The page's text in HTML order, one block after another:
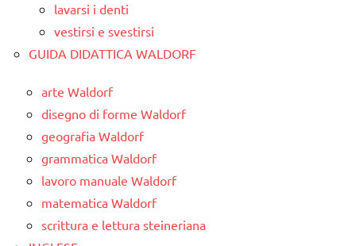
lavarsi i denti
vestirsi e svestirsi
GUIDA DIDATTICA WALDORF
arte Waldorf
disegno di forme Waldorf
geografia Waldorf
grammatica Waldorf
lavoro manuale Waldorf
matematica Waldorf
scrittura e lettura steineriana